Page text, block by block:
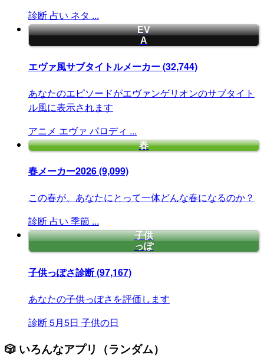
診断 占い ネタ ...
EV
A
エヴァ風サブタイトルメーカー(32,744)
あなたのエピソードがエヴァンゲリオンのサブタイト
ル風に表示されます
アニメ エヴァ パロディ ...
春
春メーカー2026(9,099)
この春が、あなたにとって一体どんな春になるのか？
診断 占い 季節 ...
子供
っぽ
子供っぽさ診断(97,167)
あなたの子供っぽさを評価します
診断5月5日 子供の日
🎲 いろんなアプリ（ランダム）